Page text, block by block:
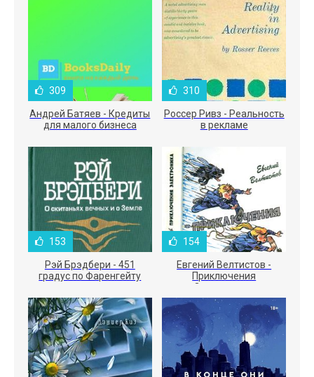
309
Андрей Батяев - Кредиты
для малого бизнеса
310
Россер Ривз - Реальность
в рекламе
153
Рэй Брэдбери - 451
градус по Фаренгейту
154
Евгений Велтистов -
Приключения
Электроника